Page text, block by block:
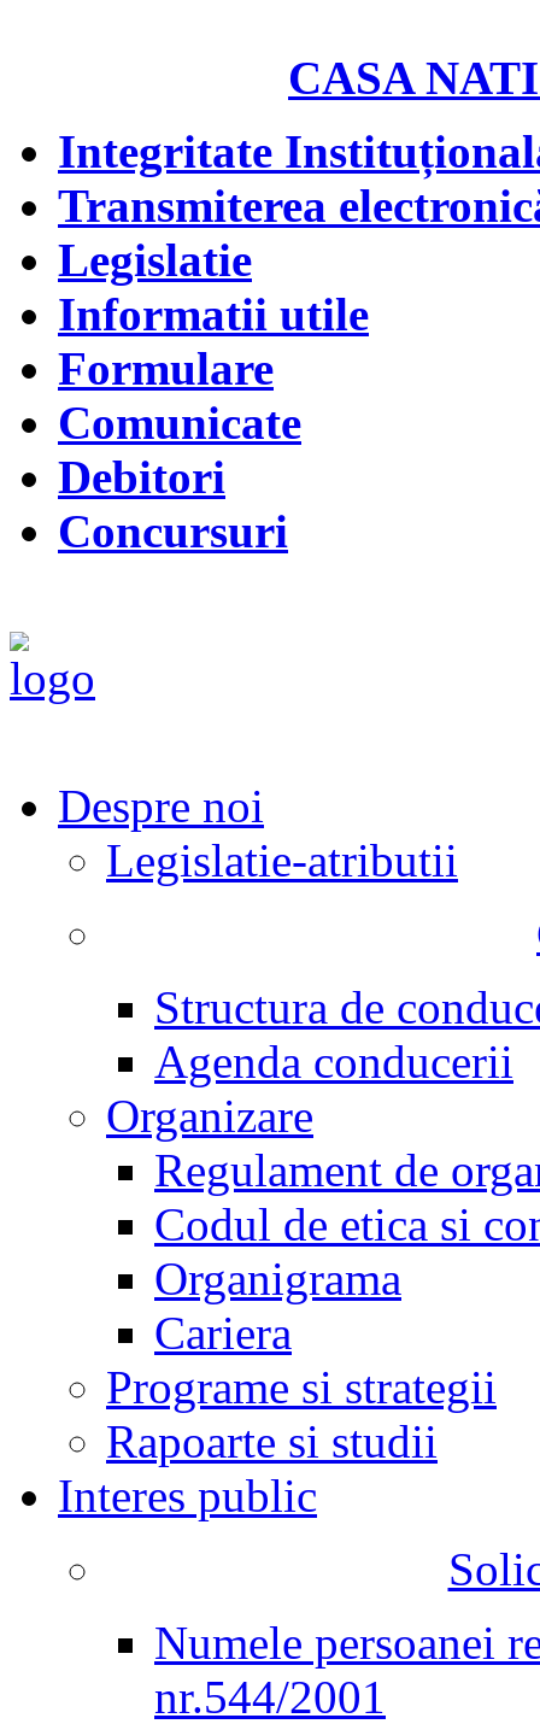
CASA
Integritate
Transmiterea
Legislatie
Informatii utile
Formulare
Comunicate
Debitori
Concursuri
Despre noi
Legislatie-atributii
Structura de
Agenda conducerii
Organizare
Regulament de
Codul de etica si
Organigrama
Cariera
Programe si strategii
Rapoarte si studii
Interes public
Numele persoanei
nr.544/2001